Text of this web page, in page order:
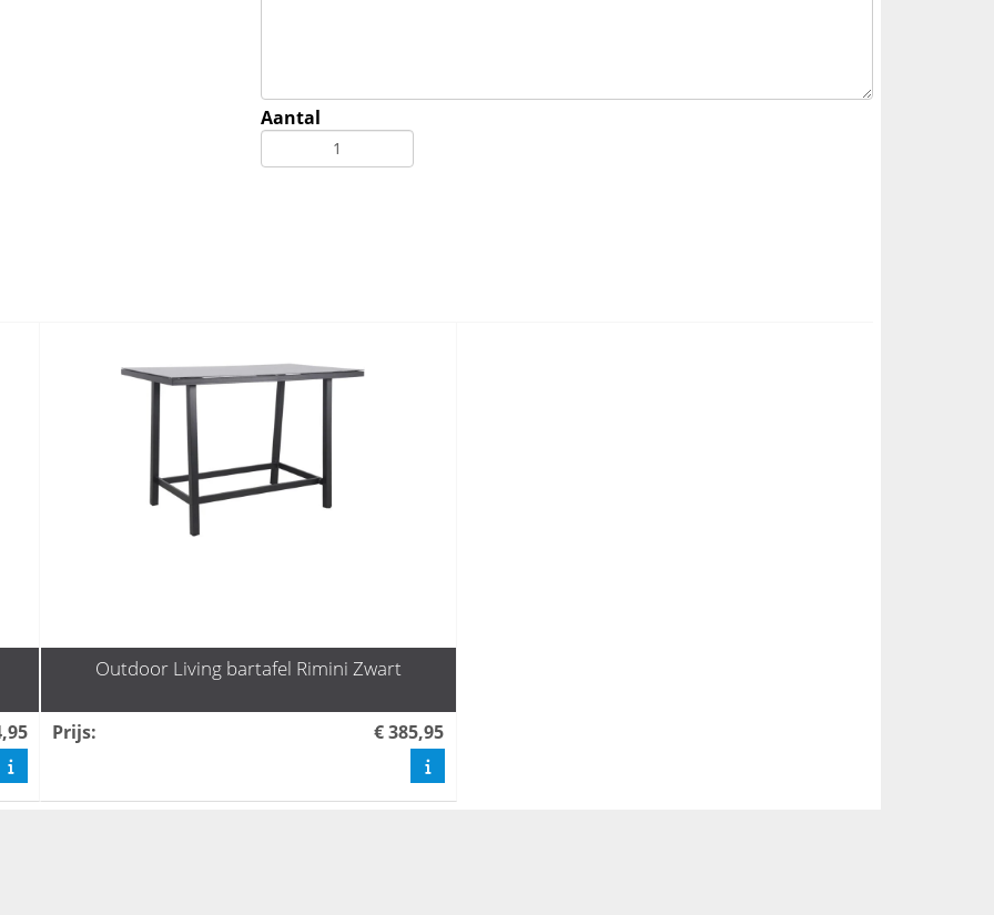
Aantal
Outdoor Living bartafel Rimini Zwart
Prijs: € 385,95